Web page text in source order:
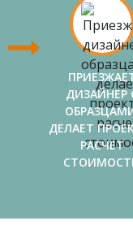
ДИЗАЙНЕР
ДЕЛАЕТ
РАСЧЕТ